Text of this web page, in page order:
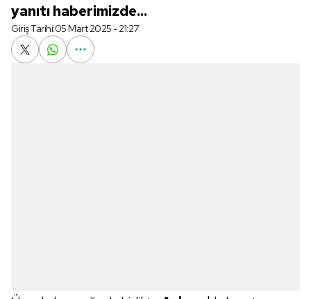
yanıtı haberimizde...
Giriş Tarihi:05 Mart 2025 - 21:27